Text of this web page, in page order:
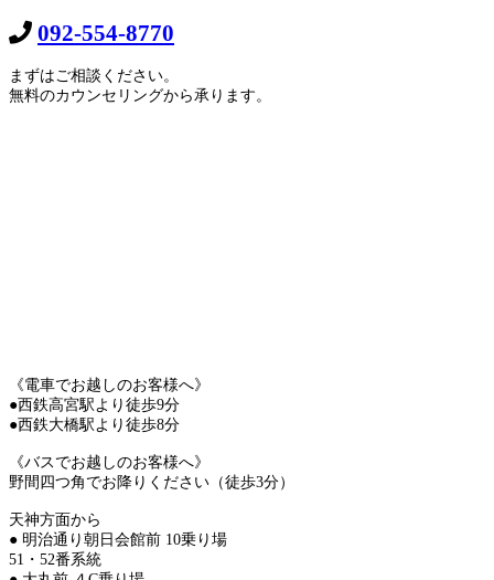
092-554-8770
まずはご相談ください。
無料のカウンセリングから承ります。
《電車でお越しのお客様へ》
●西鉄高宮駅より徒歩9分
●西鉄大橋駅より徒歩8分
《バスでお越しのお客様へ》
野間四つ角でお降りください（徒歩3分）
天神方面から
● 明治通り朝日会館前 10乗り場
51・52番系統